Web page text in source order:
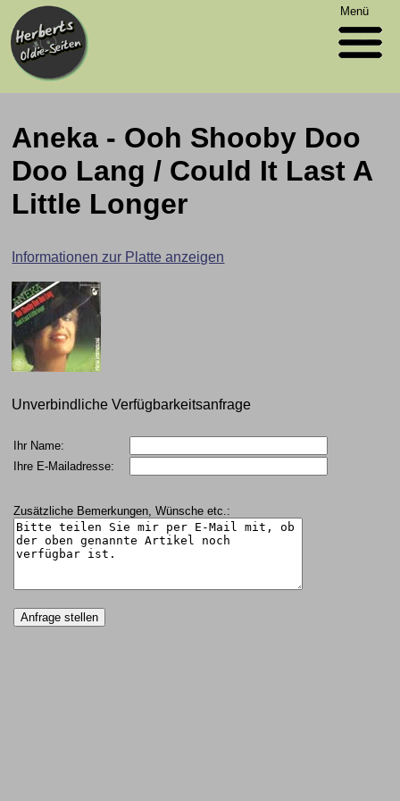
Menü
Aneka - Ooh Shooby Doo
Doo Lang / Could It Last A
Little Longer
Informationen zur Platte anzeigen
Unverbindliche Verfügbarkeitsanfrage
Ihr Name:
Ihre E-Mailadresse:
Zusätzliche Bemerkungen, Wünsche etc.: